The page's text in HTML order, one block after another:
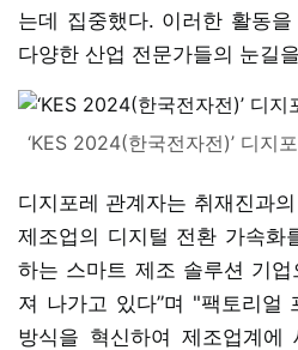
는데 집중했다. 이러한 활동
다양한 산업 전문가들의 눈길
‘KES 2024(한국전자전)’ 디지
디지포레 관계자는 취재진과
제조업의 디지털 전환 가속화
하는 스마트 제조 솔루션 기
져 나가고 있다”며 "팩토리얼
방식을 혁신하여 제조업계에